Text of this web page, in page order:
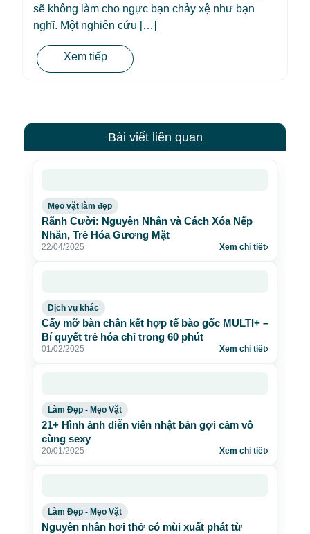
sẽ không làm cho ngực bạn chảy xệ như bạn
nghĩ. Một nghiên cứu […]
Xem tiếp
Bài viết liên quan
Mẹo vặt làm đẹp
Rãnh Cười: Nguyên Nhân và Cách Xóa Nếp
Nhăn, Trẻ Hóa Gương Mặt
22/04/2025 Xem chi tiết›
Dịch vụ khác
Cấy mỡ bàn chân kết hợp tế bào gốc MULTI+ –
Bí quyết trẻ hóa chỉ trong 60 phút
01/02/2025 Xem chi tiết›
Làm Đẹp - Mẹo Vặt
21+ Hình ảnh diễn viên nhật bản gợi cảm vô
cùng sexy
20/01/2025 Xem chi tiết›
Làm Đẹp - Mẹo Vặt
Nguyên nhân hơi thở có mùi xuất phát từ